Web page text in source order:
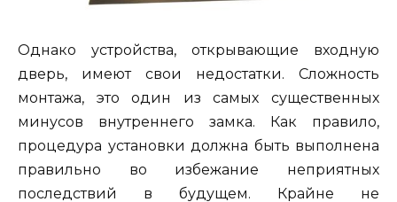
Однако устройства, открывающие входную
дверь, имеют свои недостатки. Сложность
монтажа, это один из самых существенных
минусов внутреннего замка. Как правило,
процедура установки должна быть выполнена
правильно во избежание неприятных
последствий в будущем. Крайне не